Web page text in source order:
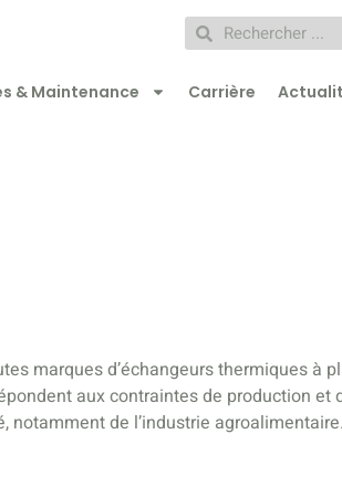
& Maintenance Carrière
marques d’échangeurs thermiques à
aux contraintes de production et
de l’industrie